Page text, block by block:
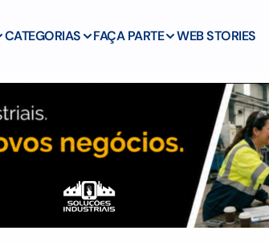
CATEGORIAS FAÇA PARTE WEB STORIES